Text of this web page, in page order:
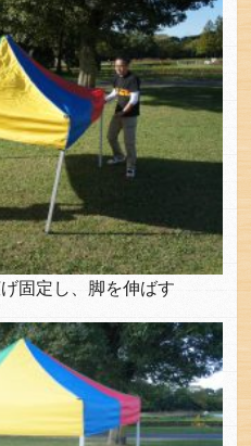
固定し、脚を伸ばす